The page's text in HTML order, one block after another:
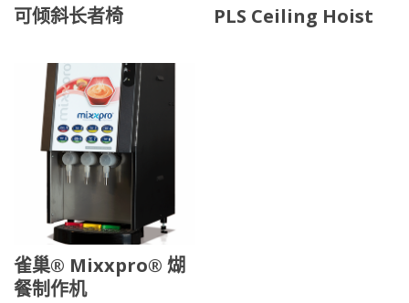
可倾斜长者椅 PLS Ceiling Hoist
雀巢® Mixxpro® 煳
餐制作机